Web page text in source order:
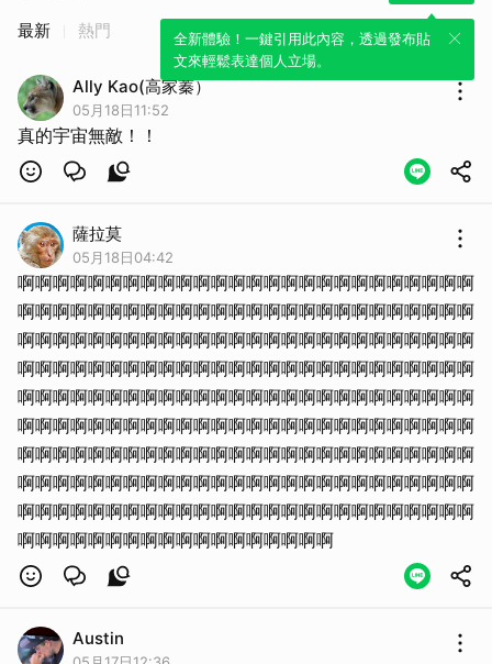
全新體驗！一鍵引用此內容，透過發布貼
文來輕鬆表達個人立場。
最新 熱門
Ally Kao(高家蓁）
05月18日11:52
真的宇宙無敵！！
薩拉莫
05月18日04:42
啊啊啊啊啊啊啊啊啊啊啊啊啊啊啊啊啊啊啊啊啊啊啊啊啊啊
啊啊啊啊啊啊啊啊啊啊啊啊啊啊啊啊啊啊啊啊啊啊啊啊啊啊
啊啊啊啊啊啊啊啊啊啊啊啊啊啊啊啊啊啊啊啊啊啊啊啊啊啊
啊啊啊啊啊啊啊啊啊啊啊啊啊啊啊啊啊啊啊啊啊啊啊啊啊啊
啊啊啊啊啊啊啊啊啊啊啊啊啊啊啊啊啊啊啊啊啊啊啊啊啊啊
啊啊啊啊啊啊啊啊啊啊啊啊啊啊啊啊啊啊啊啊啊啊啊啊啊啊
啊啊啊啊啊啊啊啊啊啊啊啊啊啊啊啊啊啊啊啊啊啊啊啊啊啊
啊啊啊啊啊啊啊啊啊啊啊啊啊啊啊啊啊啊啊啊啊啊啊啊啊啊
啊啊啊啊啊啊啊啊啊啊啊啊啊啊啊啊啊啊啊啊啊啊啊啊啊啊
啊啊啊啊啊啊啊啊啊啊啊啊啊啊啊啊啊啊
Austin